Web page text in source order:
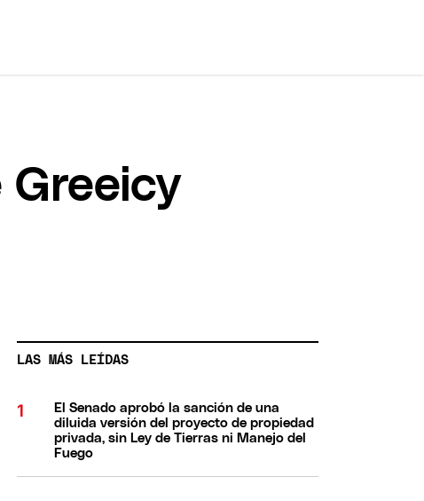
Greeicy
LAS MÁS LEÍDAS
El Senado aprobó la sanción de una
diluida versión del proyecto de propiedad
privada, sin Ley de Tierras ni Manejo del
Fuego